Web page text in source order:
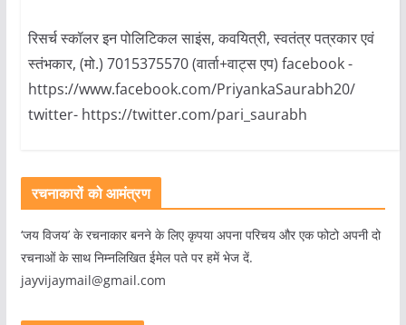
रिसर्च स्कॉलर इन पोलिटिकल साइंस, कवयित्री, स्वतंत्र पत्रकार एवं
स्तंभकार, (मो.) 7015375570 (वार्ता+वाट्स एप) facebook -
https://www.facebook.com/PriyankaSaurabh20/
twitter- https://twitter.com/pari_saurabh
रचनाकारों को आमंत्रण
‘जय विजय’ के रचनाकार बनने के लिए कृपया अपना परिचय और एक फोटो अपनी दो
रचनाओं के साथ निम्नलिखित ईमेल पते पर हमें भेज दें.
jayvijaymail@gmail.com